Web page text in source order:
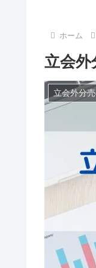
ホーム
立会
立会外分